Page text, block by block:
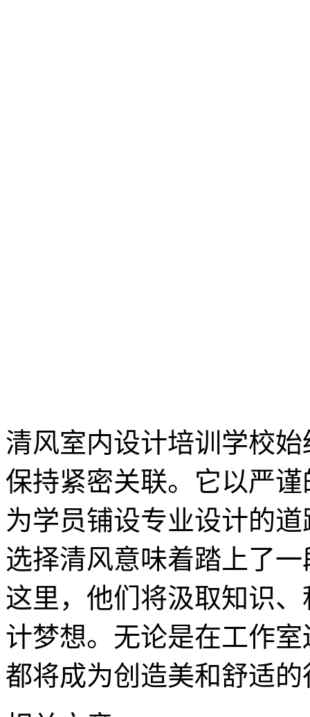
清风室内设计培训学校
保持紧密关联。它以严
为学员铺设专业设计的
选择清风意味着踏上了
这里，他们将汲取知识
计梦想。无论是在工作
都将成为创造美和舒适